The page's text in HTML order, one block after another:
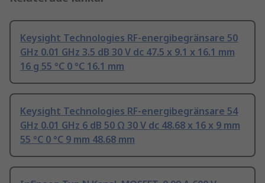
Keysight Technologies RF-energibegränsare 50
GHz 0.01 GHz 3.5 dB 30 V dc 47.5 x 9.1 x 16.1 mm
16 g 55 °C 0 °C 16.1 mm
Keysight Technologies RF-energibegränsare 54
GHz 0.01 GHz 6 dB 50 Ω 30 V dc 48.68 x 16 x 9 mm
55 °C 0 °C 9 mm 48.68 mm